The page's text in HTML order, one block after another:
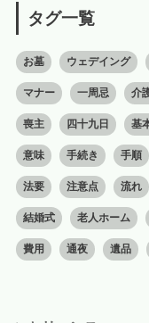
タグ一覧
お墓 ウェデイング
マナー 一周忌 介
喪主 四十九日 基
意味 手続き 手順
法要 注意点 流れ
結婚式 老人ホーム
費用 通夜 遺品